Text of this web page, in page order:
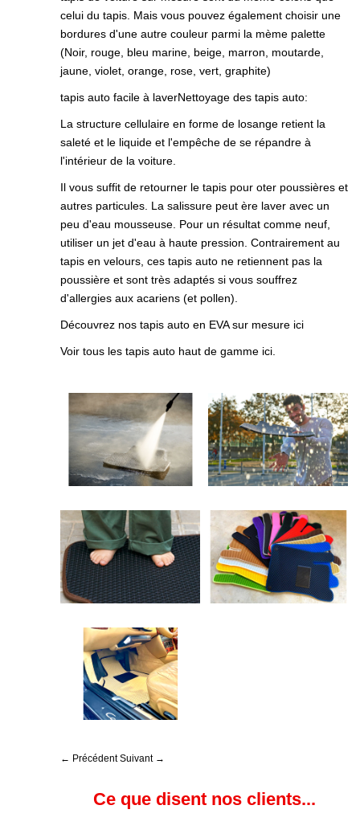
celui du tapis. Mais vous pouvez également choisir une
bordures d'une autre couleur parmi la mème palette
(Noir, rouge, bleu marine, beige, marron, moutarde,
jaune, violet, orange, rose, vert, graphite)
tapis auto facile à laverNettoyage des tapis auto:
La structure cellulaire en forme de losange retient la
saleté et le liquide et l'empêche de se répandre à
l'intérieur de la voiture.
Il vous suffit de retourner le tapis pour oter poussières et
autres particules. La salissure peut ère laver avec un
peu d'eau mousseuse. Pour un résultat comme neuf,
utiliser un jet d'eau à haute pression. Contrairement au
tapis en velours, ces tapis auto ne retiennent pas la
poussière et sont très adaptés si vous souffrez
d'allergies aux acariens (et pollen).
Découvrez nos tapis auto en EVA sur mesure ici
Voir tous les tapis auto haut de gamme ici.
← Précédent Suivant →
Ce que disent nos clients...